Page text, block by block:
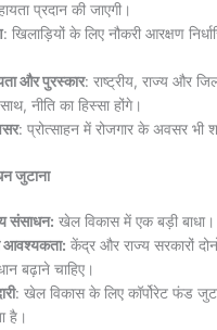
प्रदान की जाएगी।
: खिलाड़ियों के लिए नौकरी आरक्षण
और पुरस्कार: राष्ट्रीय, राज्य और
नीति का हिस्सा होंगे।
: प्रोत्साहन में रोजगार के अवसर भी
जुटाना
संसाधन: खेल विकास में एक बड़ी बाधा।
आवश्यकता: केंद्र और राज्य सरकारों
बढ़ाने चाहिए।
: खेल विकास के लिए कॉर्पोरेट फंड
है।